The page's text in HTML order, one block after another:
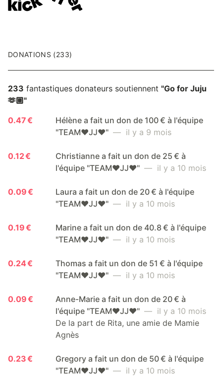
DONATIONS (233)
233 fantastiques donateurs soutiennent "Go for Juju
🫶🏼"
0.47 €
Hélène a fait un don de 100 € à l'équipe
"TEAM❤️JJ❤️" — il y a 9 mois
0.12 €
Christianne a fait un don de 25 € à
l'équipe "TEAM❤️JJ❤️" — il y a 10 mois
0.09 €
Laura a fait un don de 20 € à l'équipe
"TEAM❤️JJ❤️" — il y a 10 mois
0.19 €
Marine a fait un don de 40.8 € à l'équipe
"TEAM❤️JJ❤️" — il y a 10 mois
0.24 €
Thomas a fait un don de 51 € à l'équipe
"TEAM❤️JJ❤️" — il y a 10 mois
0.09 €
Anne-Marie a fait un don de 20 € à
l'équipe "TEAM❤️JJ❤️" — il y a 10 mois
De la part de Rita, une amie de Mamie
Agnès
0.23 €
Gregory a fait un don de 50 € à l'équipe
"TEAM❤️JJ❤️" — il y a 10 mois